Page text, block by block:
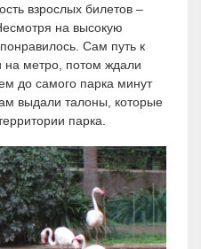
взрослых билетов –
на высокую
Сам путь к
на метро, потом ждали
до самого парка минут
выдали талоны, которые
парка.